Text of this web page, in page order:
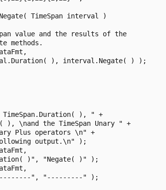
TimeSpan interval )
value and the results of the
methods.
), interval.Negate( ) );
), " +
), \nand the TimeSpan Unary " +
Plus operators \n" +
output.\n" );
)", "Negate( )" );
", "---------" );